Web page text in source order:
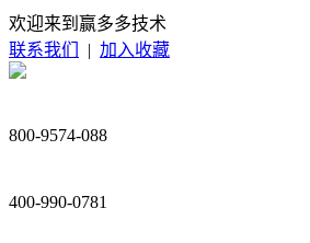
欢迎来到赢多多技术
联系我们
| 加入收藏
800-9574-088
400-990-0781